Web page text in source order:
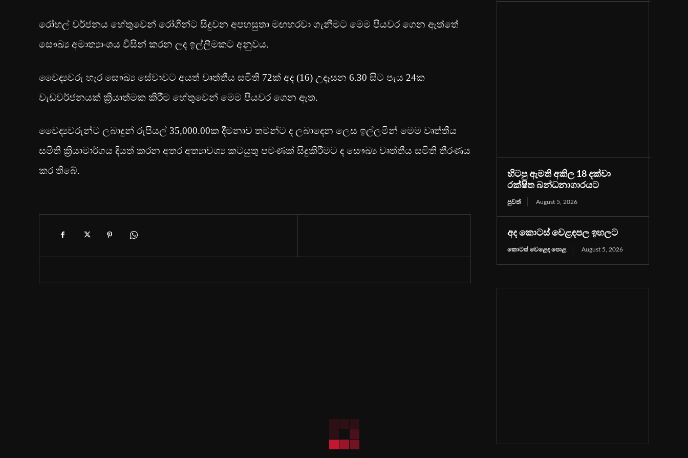
රෝහල් වර්ජනය හේතුවෙන් රෝගීන්ට සිදුවන අපහසුතා මඟහරවා ගැනීමට මෙම පියවර ගෙන ඇත්තේ
සෞඛ්‍ය අමාත්‍යාංශය විසින් කරන ලද ඉල්ලීමකට අනුවය.
වෛද්‍යවරු හැර සෞඛ්‍ය සේවාවට අයත් වෘත්තීය සමිති 72ක් අද (16) උදෑසන 6.30 සිට පැය 24ක
වැඩවර්ජනයක් ක්‍රියාත්මක කිරීම හේතුවෙන් මෙම පියවර ගෙන ඇත.
වෛද්‍යවරුන්ට ලබාදුන් රුපියල් 35,000.00ක දීමනාව තමන්ට ද ලබාදෙන ලෙස ඉල්ලමින් මෙම වෘත්තීය
සමිති ක්‍රියාමාර්ගය දියත් කරන අතර අත්‍යාවශ්‍ය කටයුතු පමණක් සිදුකිරීමට ද සෞඛ්‍ය වෘත්තීය සමිති තීරණය
කර තිබේ.
හිටපු ඇමති අකිල 18 දක්වා
රක්ෂිත බන්ධනාගාරයට
පුවත් August 5, 2026
අද කොටස් වෙළඳපල ඉහලට
කොටස් වෙළෙඳ පොළ August 5, 2026